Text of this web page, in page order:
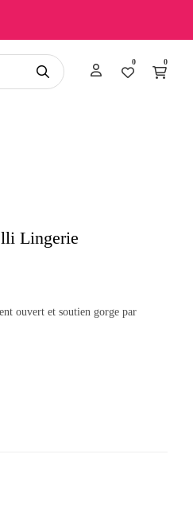
0 0
Lingerie
ouvert et soutien gorge par